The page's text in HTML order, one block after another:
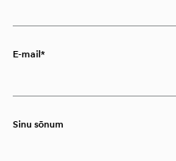
E-mail
Sinu sõnum